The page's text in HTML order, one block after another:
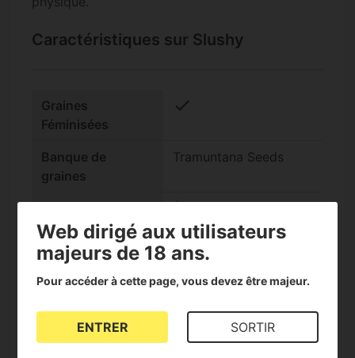
Caractéristiques sur Slushy
Graines
Féminisées
check
Banque de
graines
Tramuntana Seeds
Génotype
Indica/Sativa
Indica/Sativa à 50%
Fruité
Adapté aux
extractions
Web dirigé aux utilisateurs
majeurs de 18 ans.
Pour accéder à cette page, vous devez être majeur.
ENTRER SORTIR